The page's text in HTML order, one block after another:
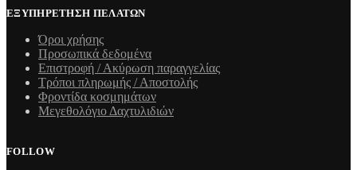
ΕΞΥΠΗΡΕΤΗΣΗ ΠΕΛΑΤΩΝ
Όροι χρήσης
Προσωπικά δεδομένα
Επιστροφή / Ακύρωση παραγγελίας
Τρόποι πληρωμής / Αποστολής
Φροντίδα κοσμημάτων
Μεγεθολόγιο Δαχτυλιδιών
FOLLOW